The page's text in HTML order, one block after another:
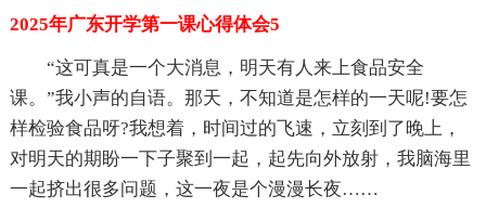
2025年广东开学第一课心得体会5
“这可真是一个大消息，明天有人来上食品安全
课。”我小声的自语。那天，不知道是怎样的一天呢!要怎
样检验食品呀?我想着，时间过的飞速，立刻到了晚上，
对明天的期盼一下子聚到一起，起先向外放射，我脑海里
一起挤出很多问题，这一夜是个漫漫长夜……